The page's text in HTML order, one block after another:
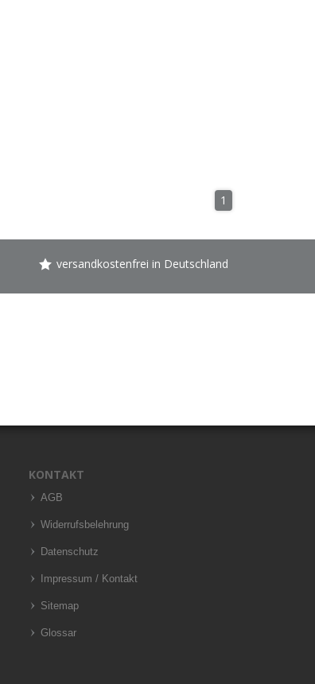
1
versandkostenfrei in Deutschland
KONTAKT
AGB
Widerrufsbelehrung
Datenschutz
Impressum / Kontakt
Sitemap
Glossar